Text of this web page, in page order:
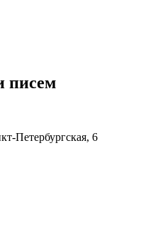
писем
Петербургская, 6